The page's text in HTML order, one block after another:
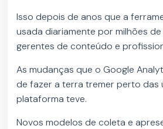
Isso depois de anos que a
usada diariamente por milhões
gerentes de conteúdo e
As mudanças que o Google
de fazer a terra tremer perto das
plataforma teve.
Novos modelos de coleta e